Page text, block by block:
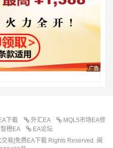
下载 外汇EA
MQL5市场EA修
智橙EA
EA论坛
易|免费EA下载 Rights Reserved. 闽